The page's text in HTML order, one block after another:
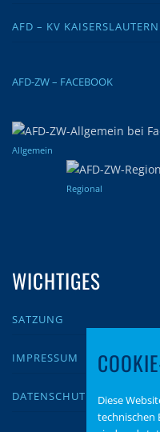
AFD – KV KAISERSLAUTERN
AFD-ZW – FACEBOOK
Allgemein
Regional
WICHTIGES
SATZUNG
IMPRESSUM
DATENSCHUTZ
Diese
technischen